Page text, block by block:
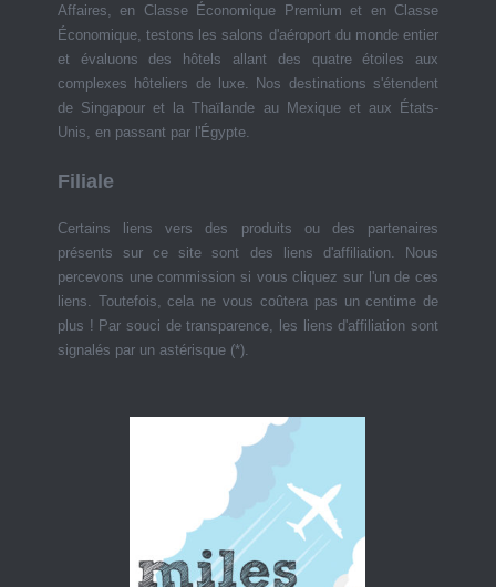
Affaires, en Classe Économique Premium et en Classe
Économique, testons les salons d'aéroport du monde entier
et évaluons des hôtels allant des quatre étoiles aux
complexes hôteliers de luxe. Nos destinations s'étendent
de Singapour et la Thaïlande au Mexique et aux États-
Unis, en passant par l'Égypte.
Filiale
Certains liens vers des produits ou des partenaires
présents sur ce site sont des liens d'affiliation. Nous
percevons une commission si vous cliquez sur l'un de ces
liens. Toutefois, cela ne vous coûtera pas un centime de
plus ! Par souci de transparence, les liens d'affiliation sont
signalés par un astérisque (*).